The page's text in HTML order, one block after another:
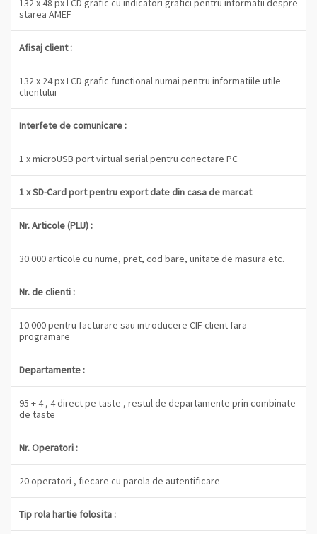
132 x 48 px LCD grafic cu indicatori grafici pentru informatii despre
starea AMEF
Afisaj client :
132 x 24 px LCD grafic functional numai pentru informatiile utile
clientului
Interfete de comunicare :
1 x microUSB port virtual serial pentru conectare PC
1 x SD-Card port pentru export date din casa de marcat
Nr. Articole (PLU) :
30.000 articole cu nume, pret, cod bare, unitate de masura etc.
Nr. de clienti :
10.000 pentru facturare sau introducere CIF client fara
programare
Departamente :
95 + 4 , 4 direct pe taste , restul de departamente prin combinate
de taste
Nr. Operatori :
20 operatori , fiecare cu parola de autentificare
Tip rola hartie folosita :